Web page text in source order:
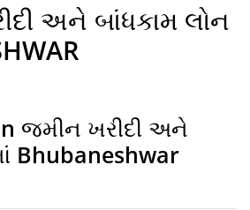
અને બાંધકામ લોન
જમીન ખરીદી અને
Bhubaneshwar